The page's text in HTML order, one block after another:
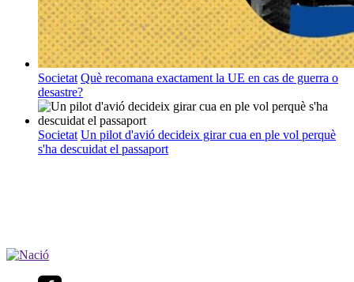
Societat Què recomana exactament la UE en cas de guerra o
desastre?
Societat Un pilot d'avió decideix girar cua en ple vol perquè
s'ha descuidat el passaport